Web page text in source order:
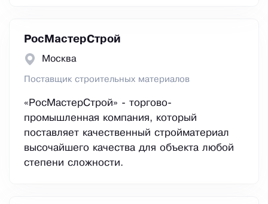
РосМастерСтрой
Москва
Поставщик строительных материалов
«РосМастерСтрой» - торгово-
промышленная компания, который
поставляет качественный стройматериал
высочайшего качества для объекта любой
степени сложности.